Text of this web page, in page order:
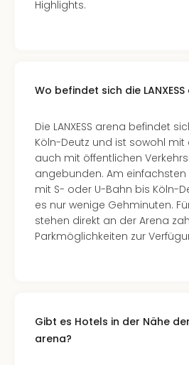
Highlights.
Wo befindet sich die
Die LANXESS arena befindet
Köln-Deutz und ist sowohl
auch mit öffentlichen
angebunden. Am einfachsten
mit S- oder U-Bahn bis Köln-
es nur wenige Gehminuten.
stehen direkt an der Arena
Parkmöglichkeiten zur
Gibt es Hotels in der Nähe der
arena?